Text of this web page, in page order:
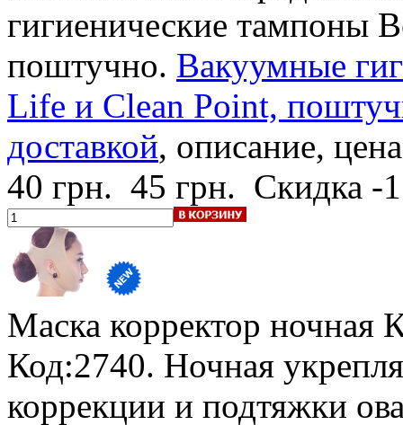
гигиенические тампоны
поштучно. Вакуумные
Life и Clean Point,
доставкой, описание,
40 грн. 45 грн. Скидка -
Маска корректор ночная
Код:2740. Ночная
коррекции и подтяжки